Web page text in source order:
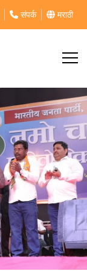
संपर्क मराठी